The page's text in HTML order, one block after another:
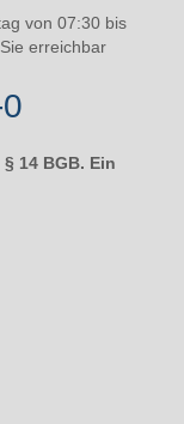
von 07:30 bis
erreichbar
14 BGB. Ein